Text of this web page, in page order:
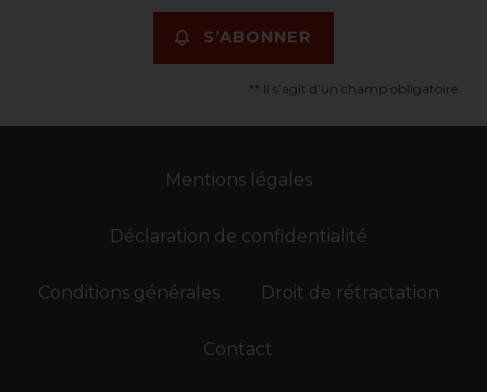
S’ABONNER
** Il s’agit d’un champ obligatoire.
Mentions légales
Déclaration de confidentialité
Conditions générales Droit de rétractation
Contact